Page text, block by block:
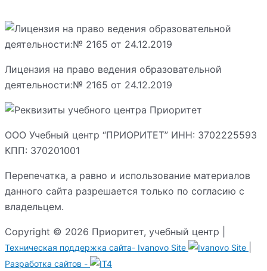
Лицензия на право ведения образовательной
деятельности:№ 2165 от 24.12.2019
ООО Учебный центр “ПРИОРИТЕТ” ИНН: 3702225593
КПП: 370201001
Перепечатка, а равно и использование материалов
данного сайта разрешается только по согласию с
владельцем.
Copyright © 2026 Приоритет, учебный центр |
Техническая поддержка сайта- Ivanovo Site
Разработка сайтов -